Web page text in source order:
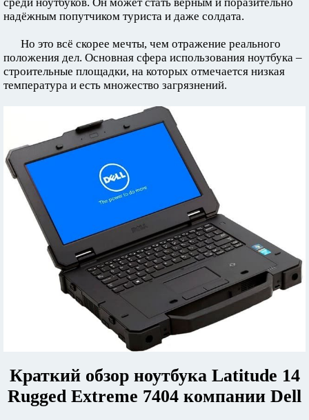
надёжным попутчиком туриста и даже солдата.
Но это всё скорее мечты, чем отражение реального
положения дел. Основная сфера использования ноутбука –
строительные площадки, на которых отмечается низкая
температура и есть множество загрязнений.
Краткий обзор ноутбука Latitude 14
Rugged Extreme 7404 компании Dell